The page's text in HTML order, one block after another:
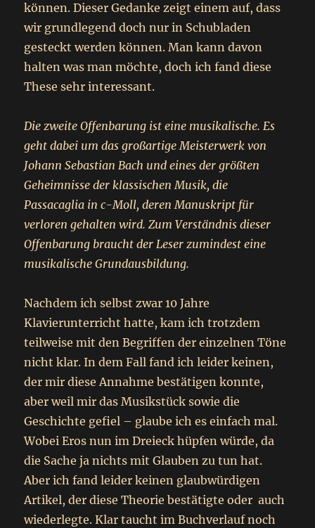
können. Dieser Gedanke zeigt einem auf, dass
wir grundlegend doch nur in Schubladen
gesteckt werden können. Man kann davon
halten was man möchte, doch ich fand diese
These sehr interessant.
Die zweite Offenbarung ist eine musikalische. Es
geht dabei um das großartige Meisterwerk von
Johann Sebastian Bach und eines der größten
Geheimnisse der klassischen Musik, die
Passacaglia in c-Moll, deren Manuskript für
verloren gehalten wird. Zum Verständnis dieser
Offenbarung braucht der Leser zumindest eine
musikalische Grundausbildung.
Nachdem ich selbst zwar 10 Jahre
Klavierunterricht hatte, kam ich trotzdem
teilweise mit den Begriffen der einzelnen Töne
nicht klar. In dem Fall fand ich leider keinen,
der mir diese Annahme bestätigen konnte,
aber weil mir das Musikstück sowie die
Geschichte gefiel – glaube ich es einfach mal.
Wobei Eros nun im Dreieck hüpfen würde, da
die Sache ja nichts mit Glauben zu tun hat.
Aber ich fand leider keinen glaubwürdigen
Artikel, der diese Theorie bestätigte oder auch
wiederlegte. Klar taucht im Buchverlauf noch